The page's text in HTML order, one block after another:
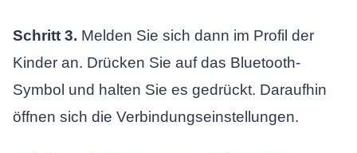
Schritt 3. Melden Sie sich dann im Profil der
Kinder an. Drücken Sie auf das Bluetooth-
Symbol und halten Sie es gedrückt. Daraufhin
öffnen sich die Verbindungseinstellungen.